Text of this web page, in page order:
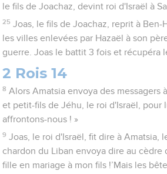
le fils de Joachaz, devint roi d'Israël à
25 Joas, le fils de Joachaz, reprit à Ben-
les villes enlevées par Hazaël à son
guerre. Joas le battit 3 fois et récupéra
2 Rois 14
8 Alors Amatsia envoya des messagers
et petit-fils de Jéhu, le roi d'Israël, pour
affrontons-nous ! »
9 Joas, le roi d'Israël, fit dire à Amatsia,
chardon du Liban envoya dire au cèdre
fille en mariage à mon fils !’Mais les